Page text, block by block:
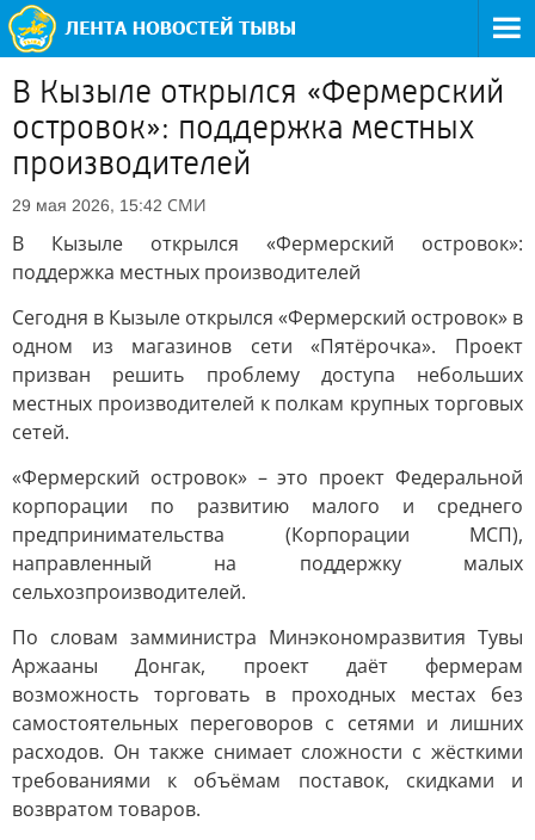
В Кызыле открылся «Фермерский
островок»: поддержка местных
производителей
29 мая 2026, 15:42 СМИ
В Кызыле открылся «Фермерский островок»:
поддержка местных производителей
Сегодня в Кызыле открылся «Фермерский островок» в
одном из магазинов сети «Пятёрочка». Проект
призван решить проблему доступа небольших
местных производителей к полкам крупных торговых
сетей.
«Фермерский островок» – это проект Федеральной
корпорации по развитию малого и среднего
предпринимательства (Корпорации МСП),
направленный на поддержку малых
сельхозпроизводителей.
По словам замминистра Минэкономразвития Тувы
Аржааны Донгак, проект даёт фермерам
возможность торговать в проходных местах без
самостоятельных переговоров с сетями и лишних
расходов. Он также снимает сложности с жёсткими
требованиями к объёмам поставок, скидками и
возвратом товаров.